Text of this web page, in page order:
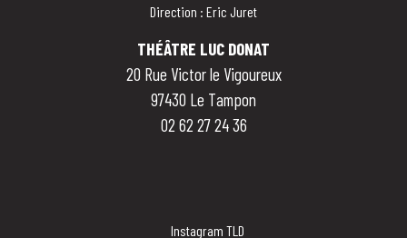
Direction : Eric Juret
THÉÂTRE LUC DONAT
20 Rue Victor le Vigoureux
97430 Le Tampon
02 62 27 24 36
Instagram TLD